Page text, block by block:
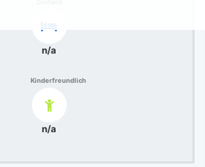
n/a
Kinderfreundlich
n/a